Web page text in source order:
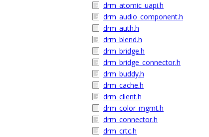
drm_atomic_uapi.h
drm_audio_component.h
drm_auth.h
drm_blend.h
drm_bridge.h
drm_bridge_connector.h
drm_buddy.h
drm_cache.h
drm_client.h
drm_color_mgmt.h
drm_connector.h
drm_crtc.h